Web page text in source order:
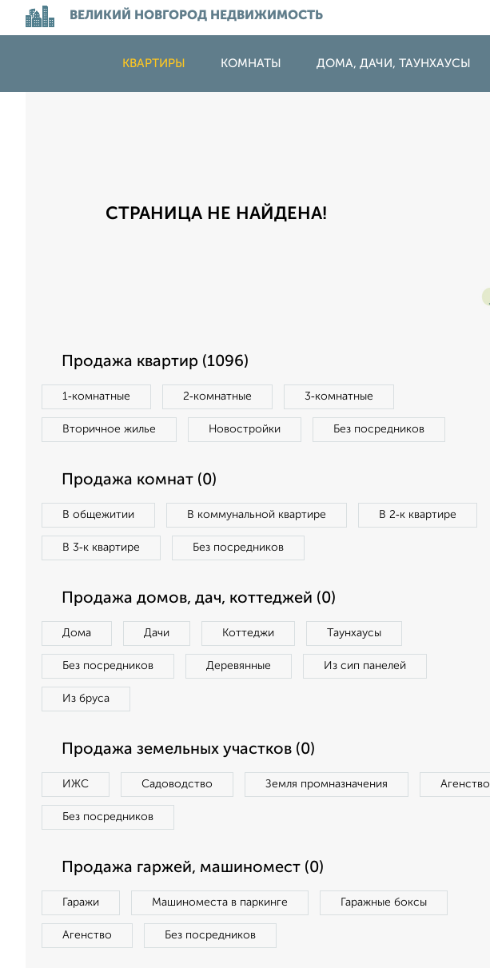
ВЕЛИКИЙ НОВГОРОД НЕДВИЖИМОСТЬ
КВАРТИРЫ КОМНАТЫ ДОМА, ДАЧИ, ТАУНХАУСЫ
СТРАНИЦА НЕ НАЙДЕНА!
Продажа квартир (1096)
1‑комнатные 2‑комнатные 3‑комнатные
Вторичное жилье Новостройки Без посредников
Продажа комнат (0)
В общежитии В коммунальной квартире В 2‑к квартире
В 3‑к квартире Без посредников
Продажа домов, дач, коттеджей (0)
Дома Дачи Коттеджи Таунхаусы
Без посредников Деревянные Из сип панелей
Из бруса
Продажа земельных участков (0)
ИЖС Садоводство Земля промназначения Агенство
Без посредников
Продажа гаржей, машиномест (0)
Гаражи Машиноместа в паркинге Гаражные боксы
Агенство Без посредников